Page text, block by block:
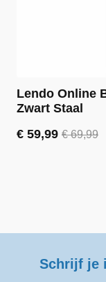
Lendo Online
Zwart Staal
€69,99
Oorspronkelijke
€ 59,99
Huidige
Schrijf je